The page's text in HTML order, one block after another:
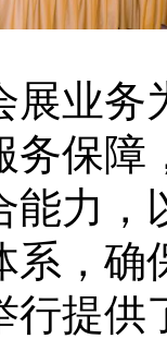
展业
务保
能力
系，
行提